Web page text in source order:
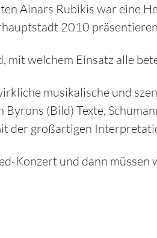
Ainars Rubikis war eine
2010
mit welchem Einsatz alle
musikalische und
Byrons (Bild) Texte,
der großartigen
Konzert und dann